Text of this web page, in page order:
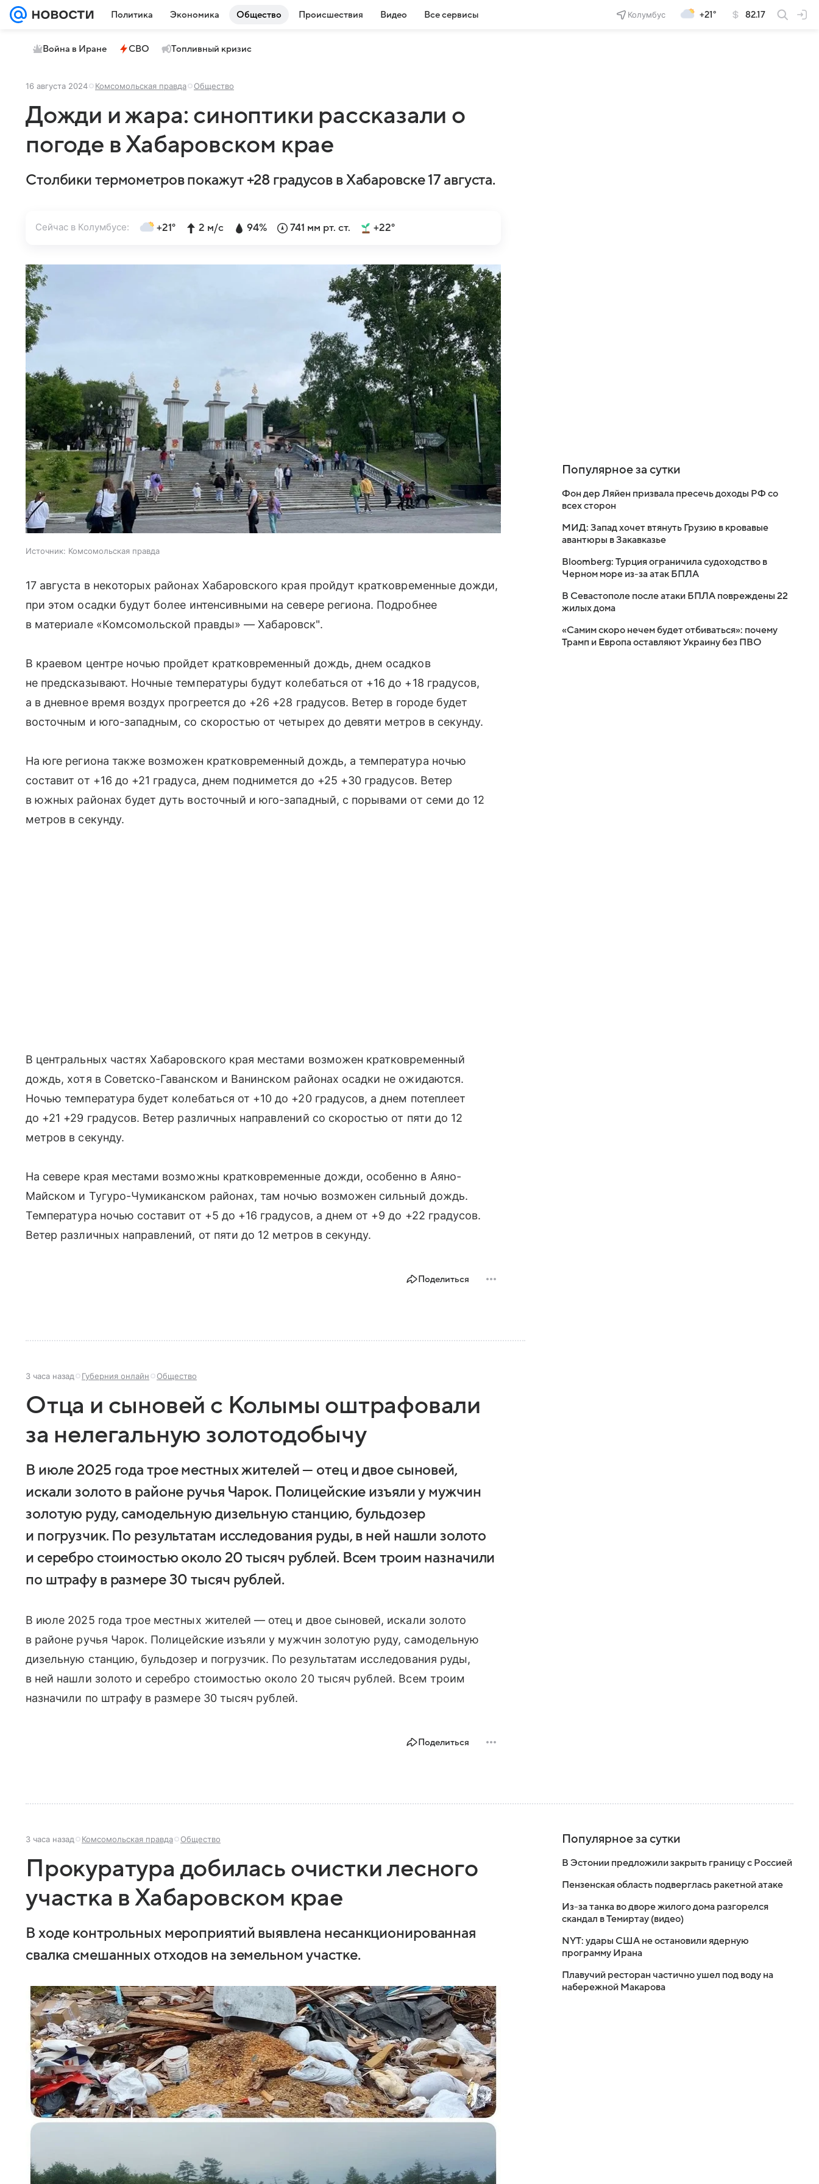
Политика Экономика Общество Происшествия Видео Все сервисы Колумбус +21° 82.17
Война в Иране СВО Топливный кризис
16 августа 2024 Комсомольская правда Общество
Дожди и жара: синоптики рассказали о
погоде в Хабаровском крае
Столбики термометров покажут +28 градусов в Хабаровске 17 августа.
Сейчас в Колумбусе: +21° 2 м/с 94% 741 мм рт. ст. +22°
Источник: Комсомольская правда
17 августа в некоторых районах Хабаровского края пройдут кратковременные дожди,
при этом осадки будут более интенсивными на севере региона. Подробнее
в материале «Комсомольской правды» — Хабаровск".
В краевом центре ночью пройдет кратковременный дождь, днем осадков
не предсказывают. Ночные температуры будут колебаться от +16 до +18 градусов,
а в дневное время воздух прогреется до +26 +28 градусов. Ветер в городе будет
восточным и юго-западным, со скоростью от четырех до девяти метров в секунду.
На юге региона также возможен кратковременный дождь, а температура ночью
составит от +16 до +21 градуса, днем поднимется до +25 +30 градусов. Ветер
в южных районах будет дуть восточный и юго-западный, с порывами от семи до 12
метров в секунду.
В центральных частях Хабаровского края местами возможен кратковременный
дождь, хотя в Советско-Гаванском и Ванинском районах осадки не ожидаются.
Ночью температура будет колебаться от +10 до +20 градусов, а днем потеплеет
до +21 +29 градусов. Ветер различных направлений со скоростью от пяти до 12
метров в секунду.
На севере края местами возможны кратковременные дожди, особенно в Аяно-
Майском и Тугуро-Чумиканском районах, там ночью возможен сильный дождь.
Температура ночью составит от +5 до +16 градусов, а днем от +9 до +22 градусов.
Ветер различных направлений, от пяти до 12 метров в секунду.
Поделиться
3 часа назад Губерния онлайн Общество
Отца и сыновей с Колымы оштрафовали
за нелегальную золотодобычу
В июле 2025 года трое местных жителей — отец и двое сыновей,
искали золото в районе ручья Чарок. Полицейские изъяли у мужчин
золотую руду, самодельную дизельную станцию, бульдозер
и погрузчик. По результатам исследования руды, в ней нашли золото
и серебро стоимостью около 20 тысяч рублей. Всем троим назначили
по штрафу в размере 30 тысяч рублей.
В июле 2025 года трое местных жителей — отец и двое сыновей, искали золото
в районе ручья Чарок. Полицейские изъяли у мужчин золотую руду, самодельную
дизельную станцию, бульдозер и погрузчик. По результатам исследования руды,
в ней нашли золото и серебро стоимостью около 20 тысяч рублей. Всем троим
назначили по штрафу в размере 30 тысяч рублей.
Поделиться
Популярное за сутки
Фон дер Ляйен призвала пресечь доходы РФ со
всех сторон
МИД: Запад хочет втянуть Грузию в кровавые
авантюры в Закавказье
Bloomberg: Турция ограничила судоходство в
Черном море из-за атак БПЛА
В Севастополе после атаки БПЛА повреждены 22
жилых дома
«Самим скоро нечем будет отбиваться»: почему
Трамп и Европа оставляют Украину без ПВО
3 часа назад Комсомольская правда Общество
Прокуратура добилась очистки лесного
участка в Хабаровском крае
В ходе контрольных мероприятий выявлена несанкционированная
свалка смешанных отходов на земельном участке.
Популярное за сутки
В Эстонии предложили закрыть границу с Россией
Пензенская область подверглась ракетной атаке
Из-за танка во дворе жилого дома разгорелся
скандал в Темиртау (видео)
NYT: удары США не остановили ядерную
программу Ирана
Плавучий ресторан частично ушел под воду на
набережной Макарова